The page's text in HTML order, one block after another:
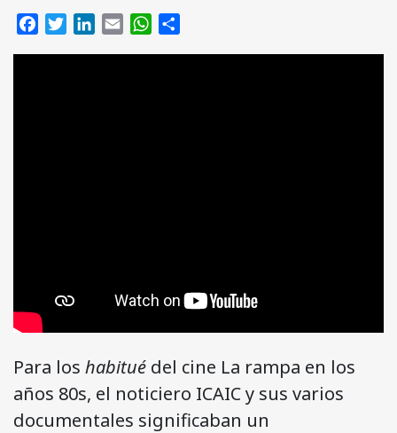
FacebookTwitterLinkedIn
Email WhatsApp
Para los habitué del cine La rampa en los
años 80s, el noticiero ICAIC y sus varios
documentales significaban un